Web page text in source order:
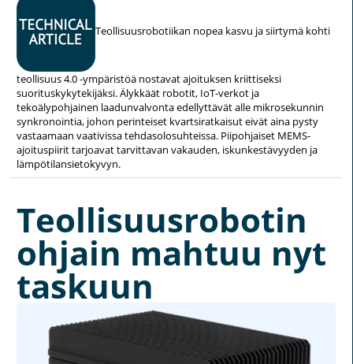
Teollisuusrobotiikan nopea kasvu ja siirtymä kohti
teollisuus 4.0 -ympäristöä nostavat ajoituksen kriittiseksi
suorituskykytekijäksi. Älykkäät robotit, IoT-verkot ja
tekoälypohjainen laadunvalvonta edellyttävät alle mikrosekunnin
synkronointia, johon perinteiset kvartsiratkaisut eivät aina pysty
vastaamaan vaativissa tehdasolosuhteissa. Piipohjaiset MEMS-
ajoituspiirit tarjoavat tarvittavan vakauden, iskunkestävyyden ja
lämpötilansietokyvyn.
Teollisuusrobotin
ohjain mahtuu nyt
taskuun